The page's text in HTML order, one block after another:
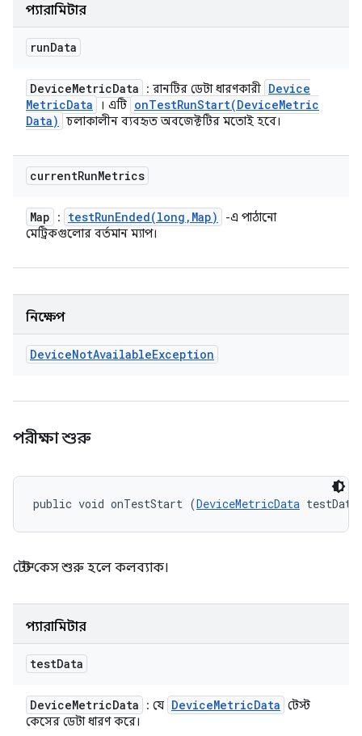
প্যারামিটার
runData
DeviceMetricData : রানটির ডেটা ধারণকারী Device
MetricData । এটি onTestRunStart(DeviceMetric
Data)
চলাকালীন ব্যবহৃত অবজেক্টটির মতোই হবে।
currentRunMetrics
Map : testRunEnded(long , Map)
-এ পাঠানো
মেট্রিকগুলোর বর্তমান ম্যাপ।
নিক্ষেপ
DeviceNotAvailableException
পরীক্ষা শুরু
public void onTestStart (DeviceMetricData
টেস্ট কেস শুরু হলে কলব্যাক।
প্যারামিটার
testData
DeviceMetricData : যে DeviceMetricData টেস্ট
কেসের ডেটা ধারণ করে।